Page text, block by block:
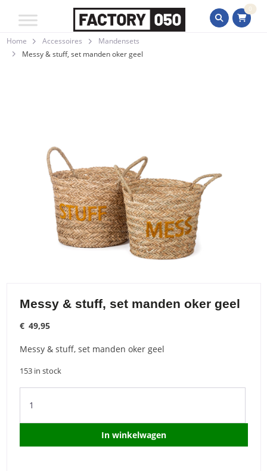
0
Home Accessoires
Mandensets
Messy & stuff, set manden oker geel
Messy & stuff, set manden oker geel
€ 49,95
Messy & stuff, set manden oker geel
153 in stock
In winkelwagen